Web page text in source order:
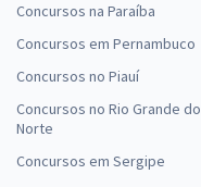
Concursos na Paraíba
Concursos em Pernambuco
Concursos no Piauí
Concursos no Rio Grande do
Norte
Concursos em Sergipe